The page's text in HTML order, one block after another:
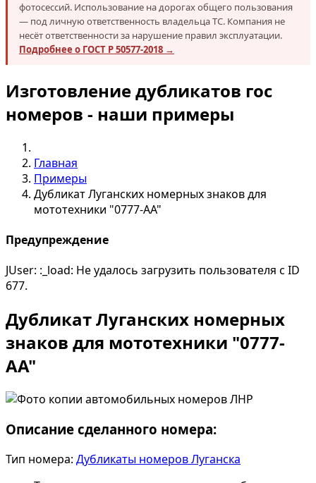
фотосессий. Использование на дорогах общего пользования
— под личную ответственность владельца ТС. Компания не
несёт ответственности за нарушение правил эксплуатации.
Подробнее о ГОСТ Р 50577-2018 →
Изготовление дубликатов гос
номеров - наши примеры
Главная
Примеры
Дубликат Луганских номерных знаков для
мототехники "0777-АА"
Предупреждение
JUser: :_load: Не удалось загрузить пользователя с ID
677.
Дубликат Луганских номерных
знаков для мототехники "0777-
АА"
Описание сделанного номера:
Тип номера: Дубликаты номеров Луганска